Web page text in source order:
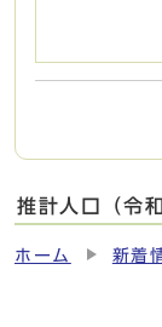
推計人口（令
ホーム 新着